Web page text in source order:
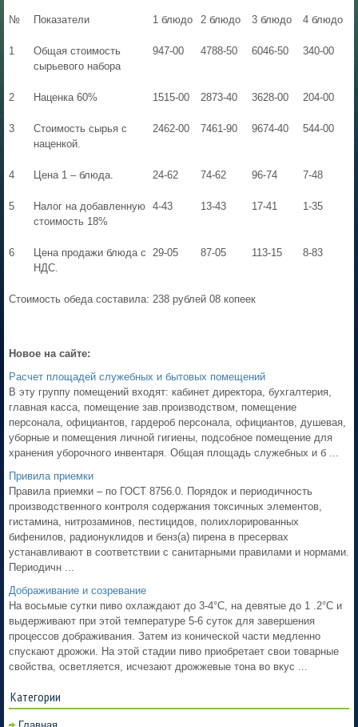
№ Показатели 1 блюдо 2 блюдо 3 блюдо 4 блюдо
1
Общая стоимость
сырьевого набора
947-00 4788-50 6046-50 340-00
2 Наценка 60% 1515-00 2873-40 3628-00 204-00
3
Стоимость сырья с
наценкой.
2462-00 7461-90 9674-40 544-00
4 Цена 1 – блюда. 24-62 74-62 96-74 7-48
5
Налог на добавленную
стоимость 18%
4-43 13-43 17-41 1-35
6
Цена продажи блюда с
НДС.
29-05 87-05 113-15 8-83
Стоимость обеда составила: 238 рублей 08 копеек
Новое на сайте:
Расчет площадей служебных и бытовых помещений
В эту группу помещений входят: кабинет директора, бухгалтерия,
главная касса, помещение зав.производством, помещение
персонала, официантов, гардероб персонала, официантов, душевая,
уборные и помещения личной гигиены, подсобное помещение для
хранения уборочного инвентаря. Общая площадь служебных и б ...
Привила приемки
Правила приемки – по ГОСТ 8756.0. Порядок и периодичность
производственного контроля содержания токсичных элементов,
гистамина, нитрозаминов, пестицидов, полихлорированных
бифенилов, радионуклидов и бенз(а) пирена в пресервах
устанавливают в соответствии с санитарными правилами и нормами.
Периодичн ...
Дображивание и созревание
На восьмые сутки пиво охлаждают до 3-4°С, на девятые до 1 .2°С и
выдерживают при этой температуре 5-6 суток для завершения
процессов дображивания. Затем из конической части медленно
спускают дрожжи. На этой стадии пиво приобретает свои товарные
свойства, осветляется, исчезают дрожжевые тона во вкус ...
Категории